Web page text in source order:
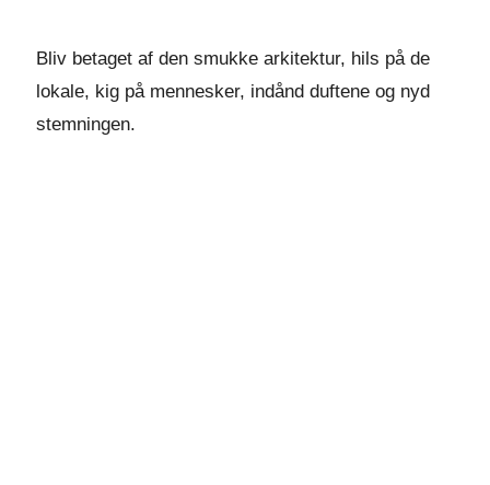
Bliv betaget af den smukke arkitektur, hils på de
lokale, kig på mennesker, indånd duftene og nyd
stemningen.